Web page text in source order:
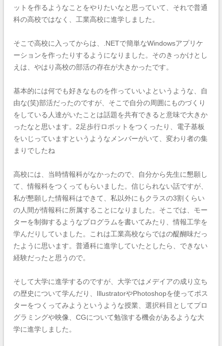
ットを作るようなことをやりたいなと思っていて、それで普通
科の高校ではなく、工業高校に進学しました。
そこで高校に入ってからは、.NETで簡単なWindowsアプリケ
ーションを作ったりするようになりました。そのきっかけとし
えは、やはり高校の部活の存在が大きかったです。
基本的には何でも好きなものを作っていいよというような、自
由な(笑)部活だったのですが、そこで自分の周囲にものづくり
をしている人達がいたことは話題を共有できると意味で大きか
ったなと思います。2足歩行ロボットをつくったり、電子基板
をいじっていますというようなメンバーがいて、変わり者の集
まりでしたね
高校には、当時情報科がなかったので、自分から先生に懇願し
て、情報科をつくってもらいました。信じられない話ですが、
私が懇願した情報科はできて、私以外にもクラスの3割くらい
の人間が情報科に所属することになりました。そこでは、モー
ターを制御するようなプログラムを書いてみたり、情報工学を
学んだりしていました。これは工業高校ならではの醍醐味だっ
たように思います。普通科に進学していたとしたら、できない
経験だったと思うので。
そして大学に進学するのですが、大学ではメデイアの成り立ち
の歴史について学んだり、IllustratorやPhotoshopを使ってポス
ターをつくってみようというような授業、選択科目としてプロ
グラミングや映像、CGについて勉強する機会があるような大
学に進学しました。